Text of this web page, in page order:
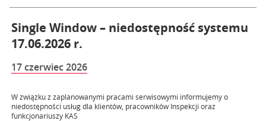
Single Window – niedostępność systemu
17.06.2026 r.
17 czerwiec 2026
W związku z zaplanowanymi pracami serwisowymi informujemy o
niedostępności usług dla klientów, pracowników Inspekcji oraz
funkcjonariuszy KAS